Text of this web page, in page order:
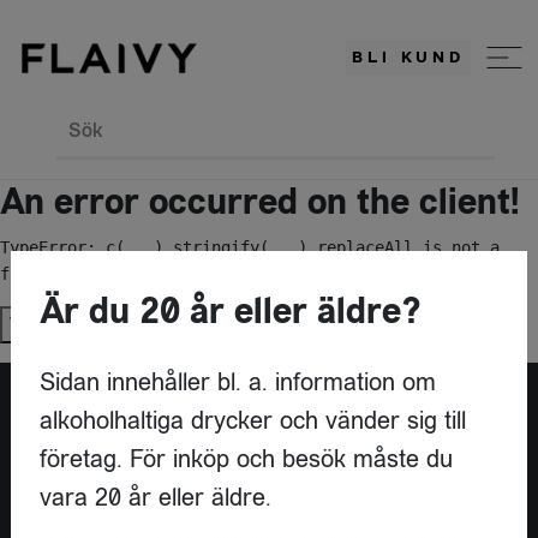
BLI KUND
Sök
An error occurred on the client!
TypeError: c(...).stringify(...).replaceAll is not a
function
Try again
Är du leverantör?
Är du 20 år eller äldre?
Sidan innehåller bl. a. information om
alkoholhaltiga drycker och vänder sig till
företag. För inköp och besök måste du
vara 20 år eller äldre.